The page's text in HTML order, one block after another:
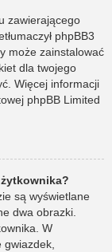
zawierającego
phpBB3
może zainstalować
dla twojego
Więcej informacji
phpBB Limited
są wyświetlane
dwa obrazki.
W